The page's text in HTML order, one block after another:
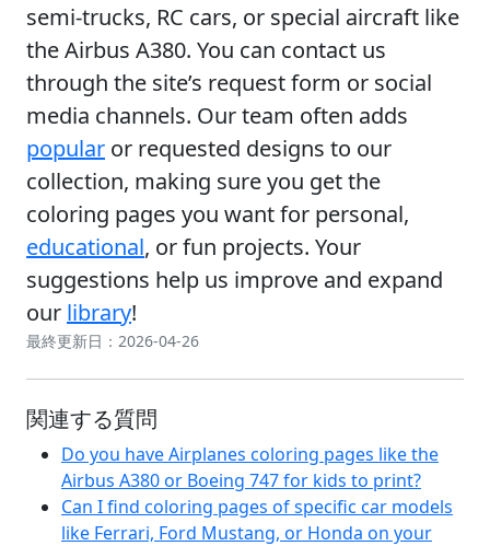
semi-trucks, RC cars, or special aircraft like
the Airbus A380. You can contact us
through the site’s request form or social
media channels. Our team often adds
popular or requested designs to our
collection, making sure you get the
coloring pages you want for personal,
educational, or fun projects. Your
suggestions help us improve and expand
our library!
最終更新日：2026-04-26
関連する質問
Do you have Airplanes coloring pages like the
Airbus A380 or Boeing 747 for kids to print?
Can I find coloring pages of specific car models
like Ferrari, Ford Mustang, or Honda on your